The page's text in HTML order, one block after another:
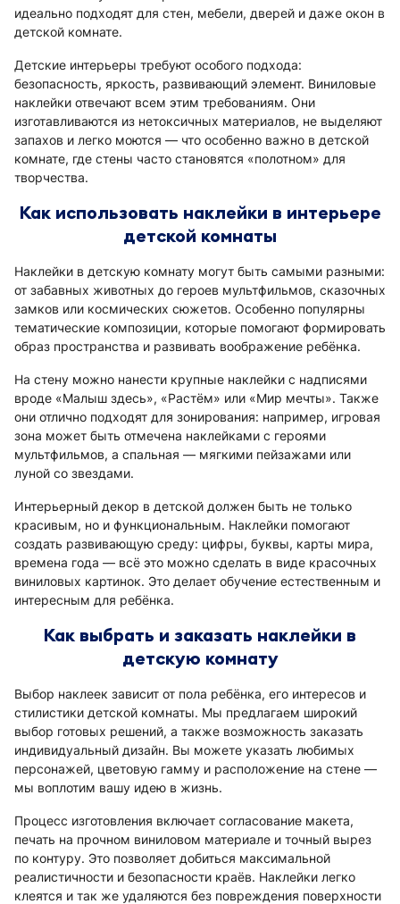
идеально подходят для стен, мебели, дверей и даже окон в
детской комнате.
Детские интерьеры требуют особого подхода:
безопасность, яркость, развивающий элемент. Виниловые
наклейки отвечают всем этим требованиям. Они
изготавливаются из нетоксичных материалов, не выделяют
запахов и легко моются — что особенно важно в детской
комнате, где стены часто становятся «полотном» для
творчества.
Как использовать наклейки в интерьере
детской комнаты
Наклейки в детскую комнату могут быть самыми разными:
от забавных животных до героев мультфильмов, сказочных
замков или космических сюжетов. Особенно популярны
тематические композиции, которые помогают формировать
образ пространства и развивать воображение ребёнка.
На стену можно нанести крупные наклейки с надписями
вроде «Малыш здесь», «Растём» или «Мир мечты». Также
они отлично подходят для зонирования: например, игровая
зона может быть отмечена наклейками с героями
мультфильмов, а спальная — мягкими пейзажами или
луной со звездами.
Интерьерный декор в детской должен быть не только
красивым, но и функциональным. Наклейки помогают
создать развивающую среду: цифры, буквы, карты мира,
времена года — всё это можно сделать в виде красочных
виниловых картинок. Это делает обучение естественным и
интересным для ребёнка.
Как выбрать и заказать наклейки в
детскую комнату
Выбор наклеек зависит от пола ребёнка, его интересов и
стилистики детской комнаты. Мы предлагаем широкий
выбор готовых решений, а также возможность заказать
индивидуальный дизайн. Вы можете указать любимых
персонажей, цветовую гамму и расположение на стене —
мы воплотим вашу идею в жизнь.
Процесс изготовления включает согласование макета,
печать на прочном виниловом материале и точный вырез
по контуру. Это позволяет добиться максимальной
реалистичности и безопасности краёв. Наклейки легко
клеятся и так же удаляются без повреждения поверхности